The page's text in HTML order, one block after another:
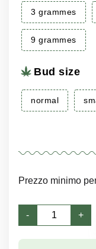
3 grammes
9 grammes
Bud size
normal
Prezzo minimo
-
quantité
de
Tangie
+